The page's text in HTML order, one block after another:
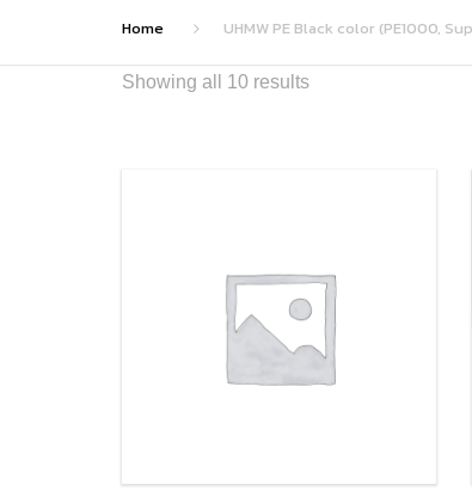
Home UHMW PE Black color (PE1000,
Showing all 10 results